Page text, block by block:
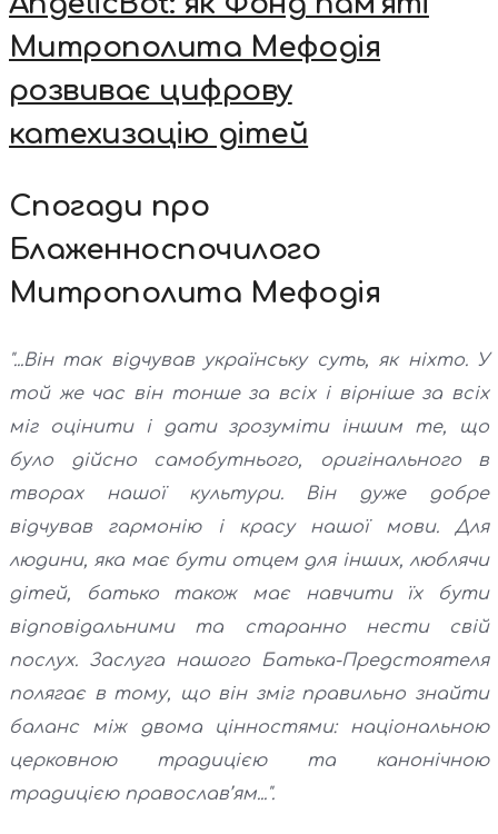
Митрополита Мефодія
розвиває цифрову
катехизацію дітей
Спогади про
Блаженноспочилого
Митрополита Мефодія
"...Він так відчував українську суть, як ніхто. У
той же час він тонше за всіх і вірніше за всіх
міг оцінити і дати зрозуміти іншим те, що
було дійсно самобутнього, оригінального в
творах нашої культури. Він дуже добре
відчував гармонію і красу нашої мови. Для
людини, яка має бути отцем для інших, люблячи
дітей, батько також має навчити їх бути
відповідальними та старанно нести свій
послух. Заслуга нашого Батька-Предстоятеля
полягає в тому, що він зміг правильно знайти
баланс між двома цінностями: національною
церковною традицією та канонічною
традицією православ’ям...".